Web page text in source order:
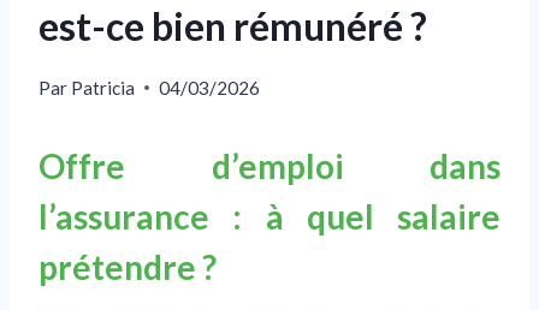
est-ce bien rémunéré ?
Par Patricia 04/03/2026
Offre d’emploi dans
l’assurance : à quel salaire
prétendre ?